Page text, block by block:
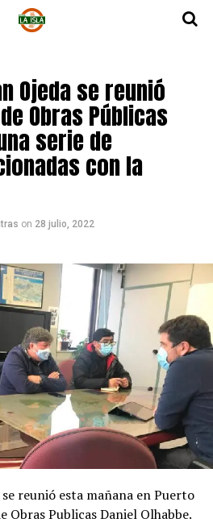
Ojeda se reunió
Obras Públicas
serie de
con la
on 28 julio, 2022
reunió esta mañana en Puerto
Obras Publicas Daniel Olhabbe.